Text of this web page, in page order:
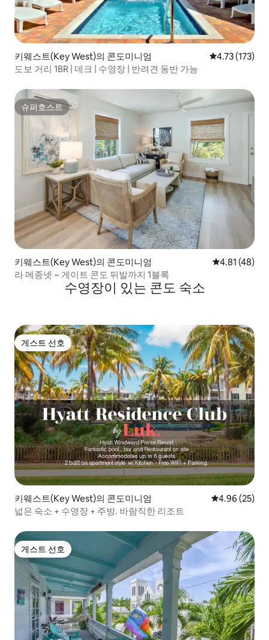
키웨스트(Key West)의 콘도미니엄 평점 4.73점(5
4.73 (173)
도보 거리 1BR | 데크 | 수영장 | 반려견 동반 가능
슈퍼호스트
슈퍼호스트
키웨스트(Key West)의 콘도미니엄 평점 4.81점
4.81 (48)
라 메종넷 ~ 게이트 콘도 뒤발까지 1블록
수영장이 있는 콘도 숙소
게스트 선호
게스트 선호
키웨스트(Key West)의 콘도미니엄 평점 4.96점(5
4.96 (25)
넓은 숙소 + 수영장 + 주방. 바람직한 리조트
게스트 선호
게스트 선호